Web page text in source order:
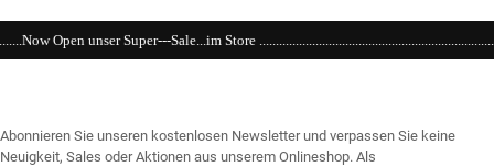
Super---Sale...im Store
Abonnieren Sie unseren kostenlosen Newsletter und verpassen Sie keine
Neuigkeit, Sales oder Aktionen aus unserem Onlineshop. Als